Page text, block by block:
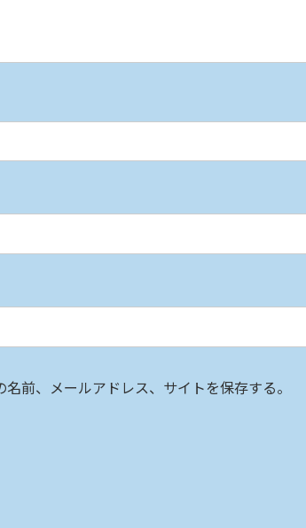
前、メールアドレス、サイトを保存する。